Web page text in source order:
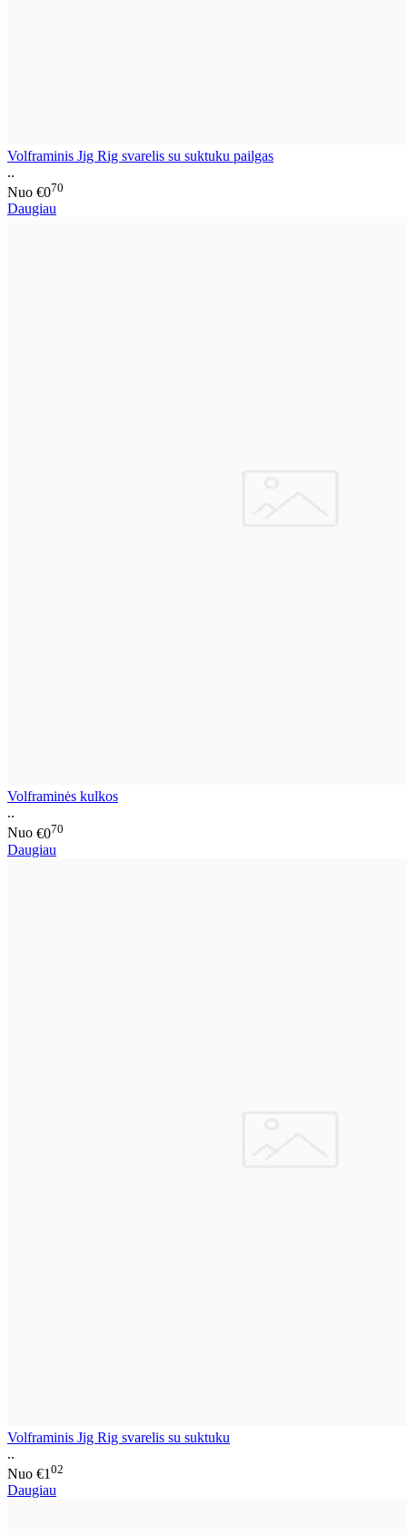
Volframinis Jig Rig svarelis su suktuku pailgas
..
Nuo €070
Daugiau
Volframinės kulkos
..
Nuo €070
Daugiau
Volframinis Jig Rig svarelis su suktuku
..
Nuo €1 02
Daugiau